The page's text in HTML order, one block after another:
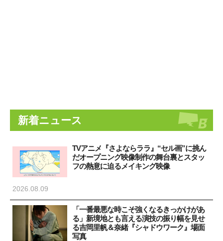
新着ニュース
TVアニメ『さよならララ』“セル画”に挑ん
だオープニング映像制作の舞台裏とスタッ
フの熱意に迫るメイキング映像
2026.08.09
「一番最悪な時こそ強くなるきっかけがあ
る」新境地とも言える演技の振り幅を見せ
る吉岡里帆＆奈緒『シャドウワーク』場面
写真